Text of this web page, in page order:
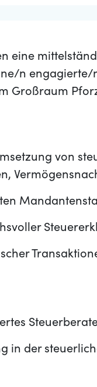
eine
n
Großraum
von
in der